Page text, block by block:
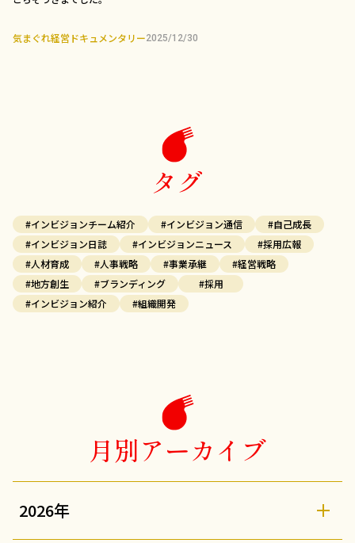
気まぐれ経営ドキュメンタリー2025/12/30
タグ
#インビジョンチーム紹介 #インビジョン通信
#自己成長
#インビジョン日誌
#インビジョンニュース
#採用広報
#人材育成
#人事戦略 #事業承継
#経営戦略
#地方創生
#ブランディング
#採用
#インビジョン紹介
#組織開発
月別アーカイブ
2026年